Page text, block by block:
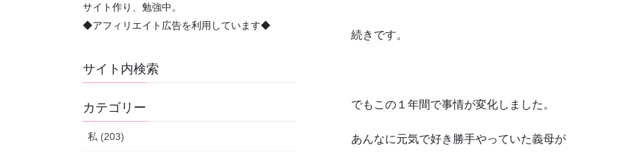
続きです。
でもこの１年間で事情が変化しました。
あんなに元気で好き勝手やっていた義母が
サイト作り、勉強中。
◆アフィリエイト広告を利用しています◆
サイト内検索
カテゴリー
私 (203)